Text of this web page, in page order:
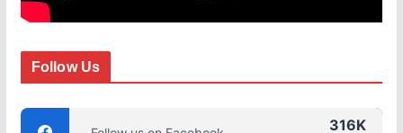
Follow Us
316K